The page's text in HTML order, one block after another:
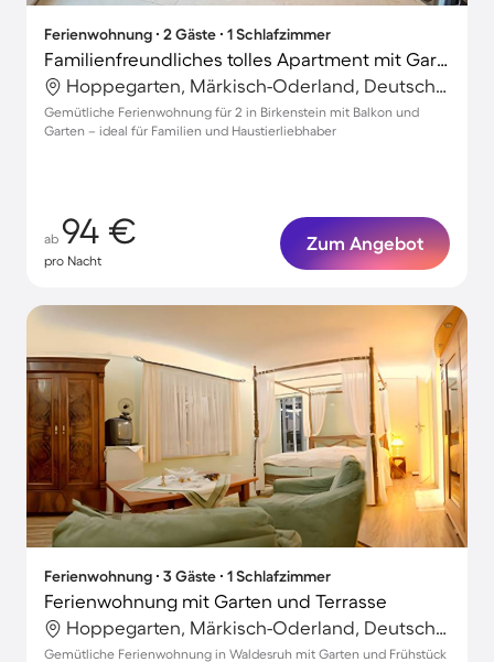
Ferienwohnung ∙ 2 Gäste ∙ 1 Schlafzimmer
Familienfreundliches tolles Apartment mit Garten | Hunde erlaubt
Hoppegarten, Märkisch-Oderland, Deutschland
Gemütliche Ferienwohnung für 2 in Birkenstein mit Balkon und
Garten – ideal für Familien und Haustierliebhaber
ab 94 €
pro Nacht
Zum Angebot
Ferienwohnung ∙ 3 Gäste ∙ 1 Schlafzimmer
Ferienwohnung mit Garten und Terrasse
Hoppegarten, Märkisch-Oderland, Deutschland
Gemütliche Ferienwohnung in Waldesruh mit Garten und Frühstück